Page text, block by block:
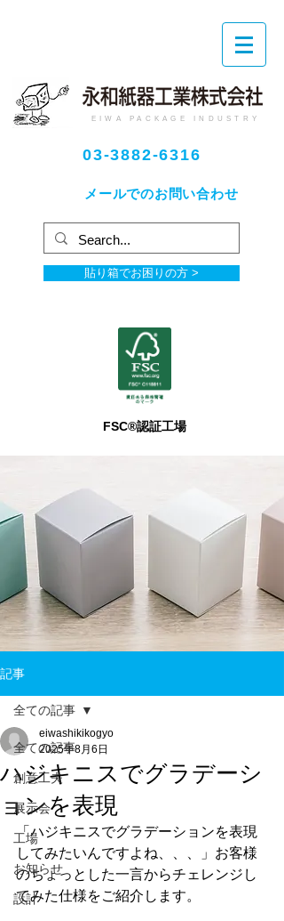
EIWA PACKAGE INDUSTRY
03-3882-6316
メールでのお問い合わせ
貼り箱でお困りの方 >
FSC®認証工場
記事
全ての記事
創意工夫
展示会
工場
お知らせ
設計
全ての記事
ハジキニスでグラデーシ
ョンを表現
eiwashikikogyo
2025年8月6日
「ハジキニスでグラデーションを表現
してみたいんですよね、、、」お客様
のちょっとした一言からチェレンジし
てみた仕様をご紹介します。